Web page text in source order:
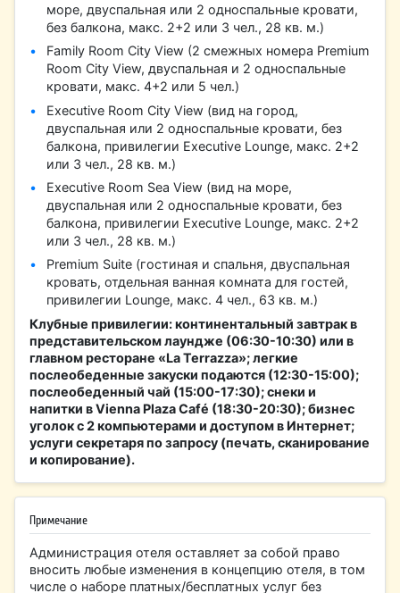
море, двуспальная или 2 односпальные кровати,
без балкона, макс. 2+2 или 3 чел., 28 кв. м.)
Family Room City View (2 смежных номера Premium
Room City View, двуспальная и 2 односпальные
кровати, макс. 4+2 или 5 чел.)
Executive Room City View (вид на город,
двуспальная или 2 односпальные кровати, без
балкона, привилегии Executive Lounge, макс. 2+2
или 3 чел., 28 кв. м.)
Executive Room Sea View (вид на море,
двуспальная или 2 односпальные кровати, без
балкона, привилегии Executive Lounge, макс. 2+2
или 3 чел., 28 кв. м.)
Premium Suite (гостиная и спальня, двуспальная
кровать, отдельная ванная комната для гостей,
привилегии Lounge, макс. 4 чел., 63 кв. м.)
Клубные привилегии: континентальный завтрак в
представительском лаундже (06:30-10:30) или в
главном ресторане «La Terrazza»; легкие
послеобеденные закуски подаются (12:30-15:00);
послеобеденный чай (15:00-17:30); снеки и
напитки в Vienna Plaza Café (18:30-20:30); бизнес
уголок с 2 компьютерами и доступом в Интернет;
услуги секретаря по запросу (печать, сканирование
и копирование).
Примечание
Администрация отеля оставляет за собой право
вносить любые изменения в концепцию отеля, в том
числе о наборе платных/бесплатных услуг без